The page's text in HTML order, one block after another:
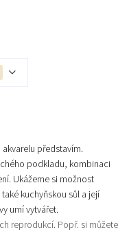
představím.
podkladu, kombinaci
Ukážeme si možnost
kuchyňskou sůl a její
umí vytvářet.
reprodukcí. Popř. si můžete